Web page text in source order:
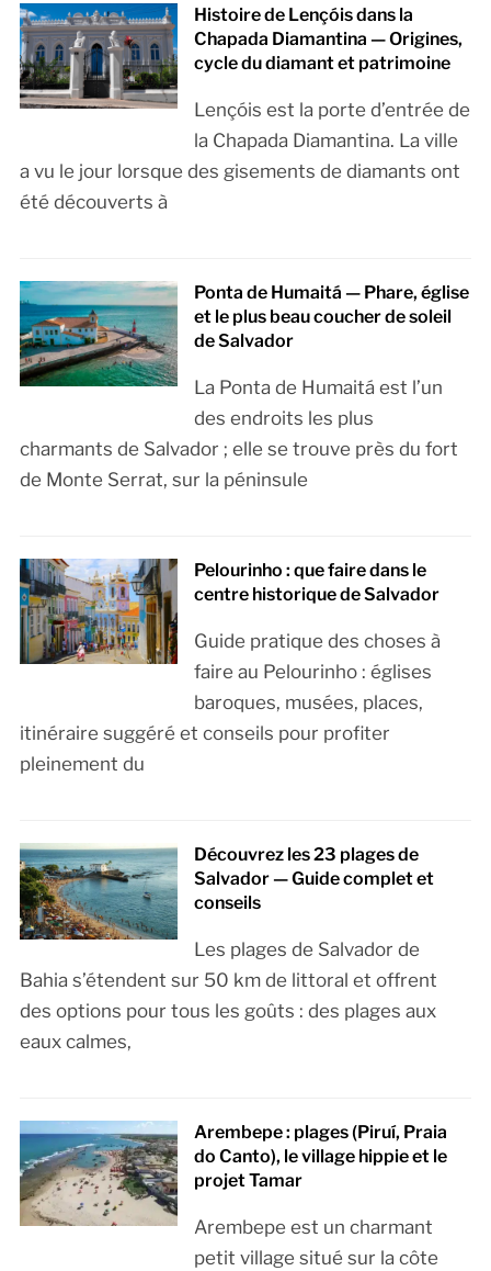
Histoire de Lençóis dans la
Chapada Diamantina — Origines,
cycle du diamant et patrimoine
Lençóis est la porte d’entrée de
la Chapada Diamantina. La ville
a vu le jour lorsque des gisements de diamants ont
été découverts à
Ponta de Humaitá — Phare, église
et le plus beau coucher de soleil
de Salvador
La Ponta de Humaitá est l’un
des endroits les plus
charmants de Salvador ; elle se trouve près du fort
de Monte Serrat, sur la péninsule
Pelourinho : que faire dans le
centre historique de Salvador
Guide pratique des choses à
faire au Pelourinho : églises
baroques, musées, places,
itinéraire suggéré et conseils pour profiter
pleinement du
Découvrez les 23 plages de
Salvador — Guide complet et
conseils
Les plages de Salvador de
Bahia s’étendent sur 50 km de littoral et offrent
des options pour tous les goûts : des plages aux
eaux calmes,
Arembepe : plages (Piruí, Praia
do Canto), le village hippie et le
projet Tamar
Arembepe est un charmant
petit village situé sur la côte